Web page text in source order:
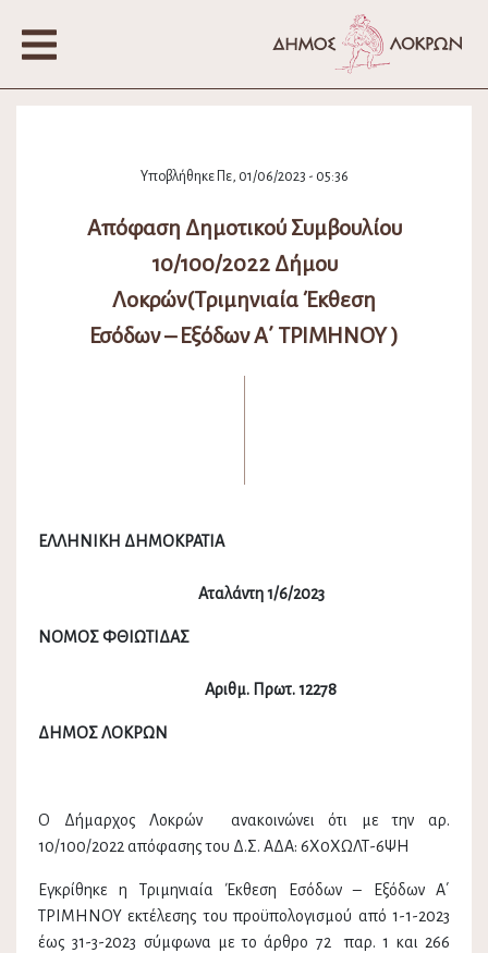
Υποβλήθηκε Πε, 01/06/2023 - 05:36
Απόφαση Δημοτικού Συμβουλίου
10/100/2022 Δήμου
Λοκρών(Τριμηνιαία Έκθεση
Εσόδων – Εξόδων Α΄ ΤΡΙΜΗΝΟΥ )
ΕΛΛΗΝΙΚΗ ΔΗΜΟΚΡΑΤΙΑ
Αταλάντη 1/6/2023
ΝΟΜΟΣ ΦΘΙΩΤΙΔΑΣ
Αριθμ. Πρωτ. 12278
ΔΗΜΟΣ ΛΟΚΡΩΝ
Ο Δήμαρχος Λοκρών ανακοινώνει ότι με την αρ.
10/100/2022 απόφασης του Δ.Σ. ΑΔΑ: 6Χ0ΧΩΛΤ-6ΨΗ
Εγκρίθηκε η Τριμηνιαία Έκθεση Εσόδων – Εξόδων Α΄
ΤΡΙΜΗΝΟΥ εκτέλεσης του προϋπολογισμού από 1-1-2023
έως 31-3-2023 σύμφωνα με το άρθρο 72 παρ. 1 και 266